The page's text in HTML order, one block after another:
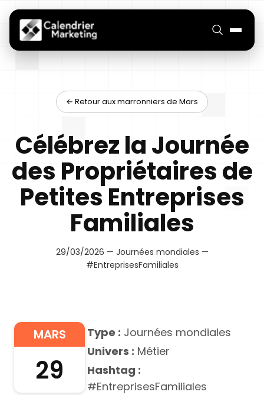
← Retour aux marronniers de Mars
Célébrez la Journée
des Propriétaires de
Petites Entreprises
Familiales
29/03/2026 — Journées mondiales —
#EntreprisesFamiliales
MARS
29
Type : Journées mondiales
Univers : Métier
Hashtag :
#EntreprisesFamiliales